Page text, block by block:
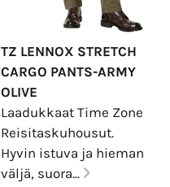
TZ LENNOX STRETCH
CARGO PANTS-ARMY
OLIVE
Laadukkaat Time Zone
Reisitaskuhousut.
Hyvin istuva ja hieman
väljä, suora...